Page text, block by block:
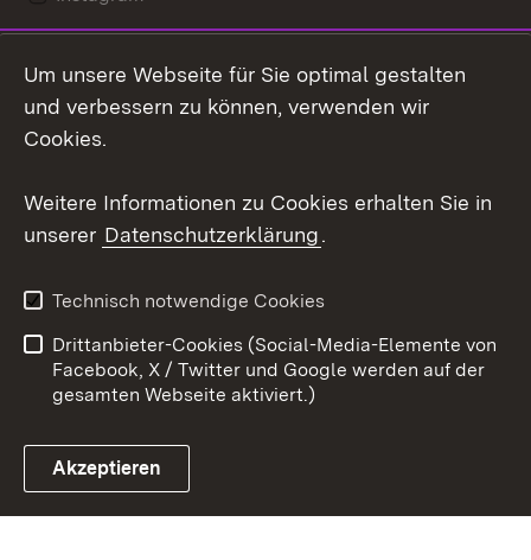
Mastodon
Youtube
Link zum Landesportal
Kontakt
Datenschutz
Barrierefreiheit
Impressum Cookies
Um unsere Webseite für Sie optimal gestalten
und verbessern zu können, verwenden wir
Cookies.
Weitere Informationen zu Cookies erhalten Sie in
unserer Datenschutzerklärung.
Technisch notwendige Cookies
Drittanbieter-Cookies (Social-Media-Elemente von
Facebook, X / Twitter und Google werden auf der
gesamten Webseite aktiviert.)
Akzeptieren